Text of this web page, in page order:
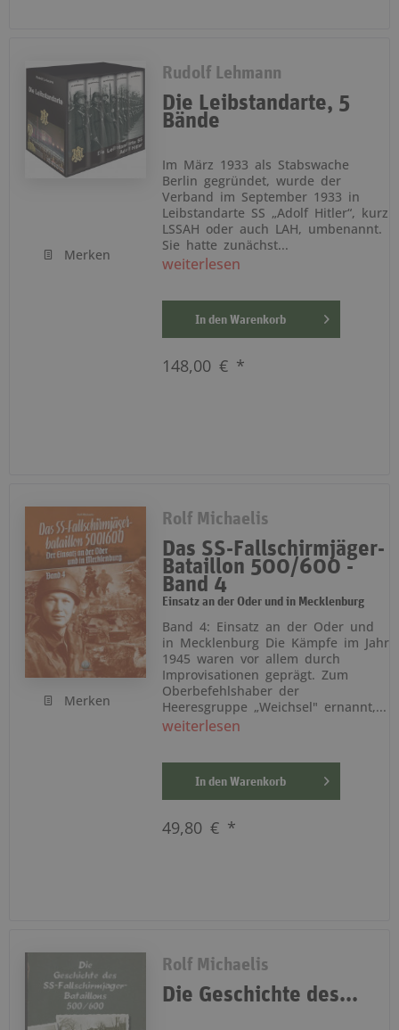
Merken
Rudolf Lehmann
Die Leibstandarte, 5
Bände
Im März 1933 als Stabswache
Berlin gegründet, wurde der
Verband im September 1933 in
Leibstandarte SS „Adolf Hitler“, kurz
LSSAH oder auch LAH, umbenannt.
Sie hatte zunächst...
weiterlesen
In den Warenkorb
148,00 € *
Merken
Rolf Michaelis
Das SS-Fallschirmjäger-
Bataillon 500/600 -
Band 4
Einsatz an der Oder und in Mecklenburg
Band 4: Einsatz an der Oder und
in Mecklenburg Die Kämpfe im Jahr
1945 waren vor allem durch
Improvisationen geprägt. Zum
Oberbefehlshaber der
Heeresgruppe „Weichsel" ernannt,...
weiterlesen
In den Warenkorb
49,80 € *
Rolf Michaelis
Die Geschichte des...